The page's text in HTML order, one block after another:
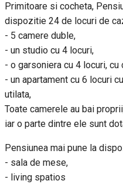
Primitoare si cocheta,
dispozitie 24 de locuri de
- 5 camere duble,
- un studio cu 4 locuri,
- o garsoniera cu 4 locuri, cu
- un apartament cu 6 locuri
utilata,
Toate camerele au bai
iar o parte dintre ele sunt
Pensiunea mai pune la
- sala de mese,
- living spatios